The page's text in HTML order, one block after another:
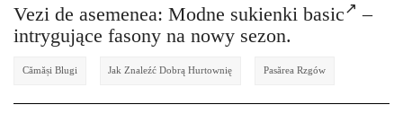
Vezi de asemenea: Modne sukienki basic
–
intrygujące fasony na nowy sezon.
Cămăși Blugi Jak Znaleźć Dobrą Hurtownię Pasărea Rzgów